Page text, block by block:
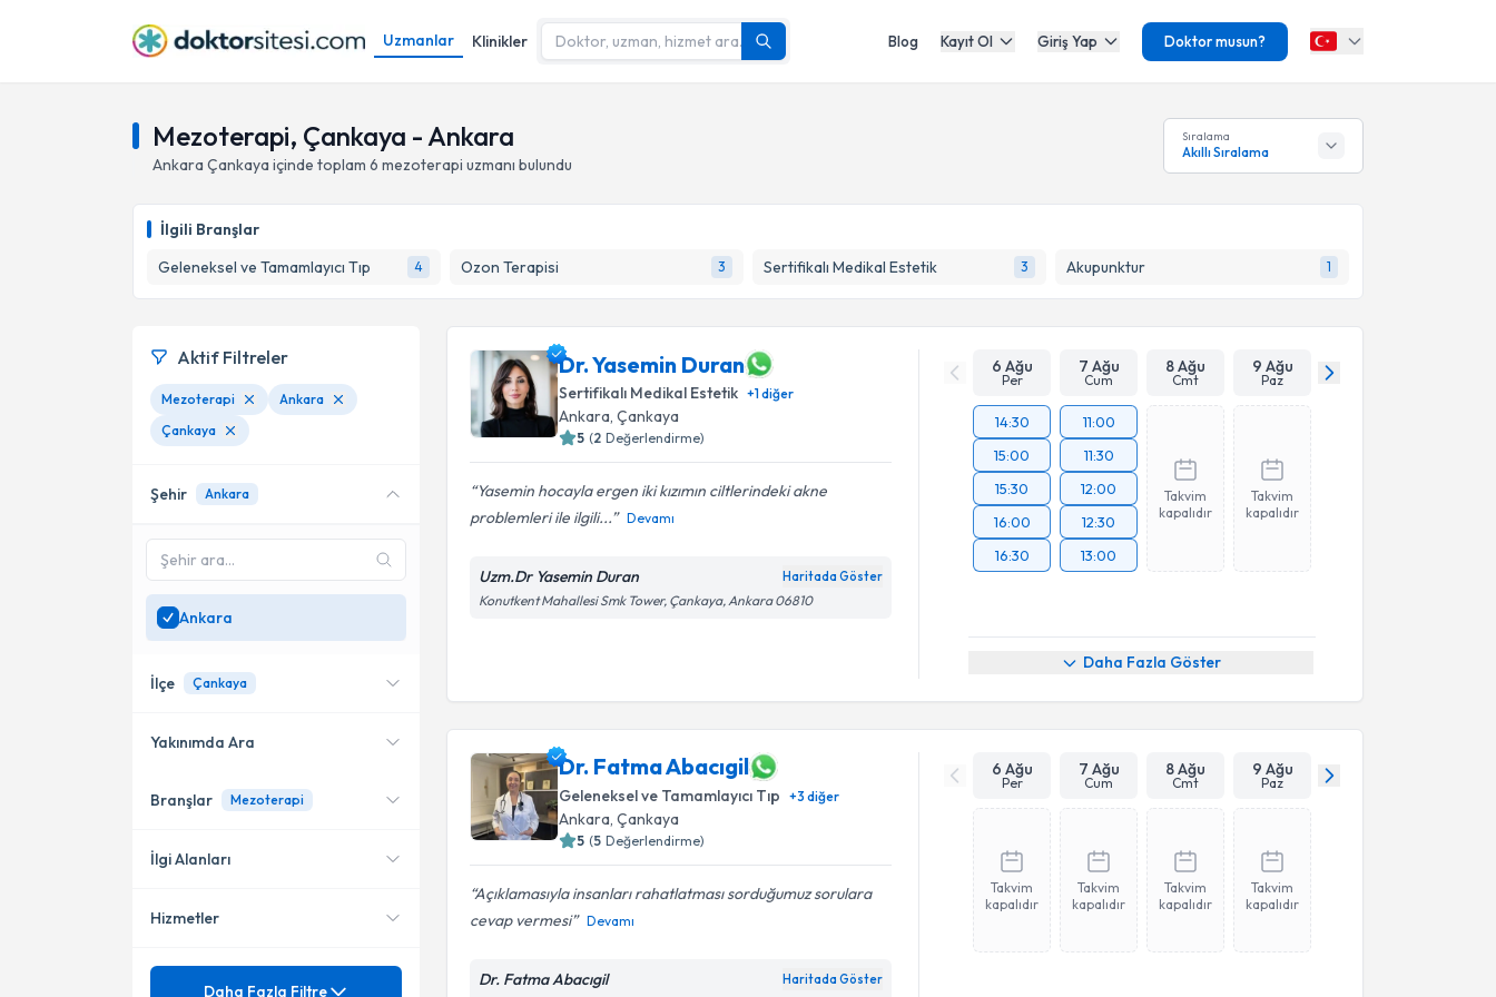
Uzmanlar Klinikler Blog Kayıt Ol Giriş Yap Doktor musun?
Mezoterapi, Çankaya - Ankara
Ankara Çankaya içinde toplam 6 mezoterapi uzmanı bulundu
Sıralama
Akıllı Sıralama
İlgili Branşlar
Geleneksel ve Tamamlayıcı Tıp
4 Ozon Terapisi 3 Sertifikalı Medikal Estetik 3 Akupunktur 1
Dr. Yasemin Duran
Sertifikalı Medikal Estetik +1diğer
Ankara,Çankaya
5 (2 Değerlendirme)
Yasemin hocayla ergen iki kızımın ciltlerindeki akne
problemleri ile ilgili...
Devamı
Uzm.Dr Yasemin Duran Haritada Göster
Konutkent Mahallesi Smk Tower, Çankaya, Ankara 06810
6 Ağu
Per
7 Ağu
Cum
8 Ağu
Cmt
9 Ağu
Paz
14:30
15:00
15:30
16:00
16:30
11:00
11:30
12:00
12:30
13:00
Takvim
kapalıdır
Takvim
kapalıdır
Daha Fazla Göster
Dr. Fatma Abacıgil
Geleneksel ve Tamamlayıcı Tıp +3 diğer
Ankara ,Çankaya
5 (5 Değerlendirme)
Açıklamasıyla insanları rahatlatması sorduğumuz sorulara
cevap vermesi
Devamı
Dr. Fatma Abacıgil Haritada Göster
6 Ağu
Per
7 Ağu
Cum
8 Ağu
Cmt
9 Ağu
Paz
Takvim
kapalıdır
Takvim
kapalıdır
Takvim
kapalıdır
Takvim
kapalıdır
Aktif Filtreler
Mezoterapi
Ankara
Çankaya
Şehir Ankara
Ankara
İlçe Çankaya
Çankaya
Yenimahalle
Yakınımda Ara
Konumuma yakın uzmanları
Branşlar Mezoterapi
Mezoterapi
Geleneksel ve Tamamlayıcı Tıp
İlgi Alanları
Mezoterapi
Hizmetler
Mezuniyet
Daha Fazla Filtre